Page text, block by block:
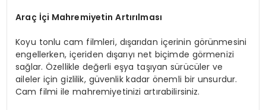
Araç İçi Mahremiyetin Artırılması
Koyu tonlu cam filmleri, dışarıdan içerinin görünmesini
engellerken, içeriden dışarıyı net biçimde görmenizi
sağlar. Özellikle değerli eşya taşıyan sürücüler ve
aileler için gizlilik, güvenlik kadar önemli bir unsurdur.
Cam filmi ile mahremiyetinizi artırabilirsiniz.